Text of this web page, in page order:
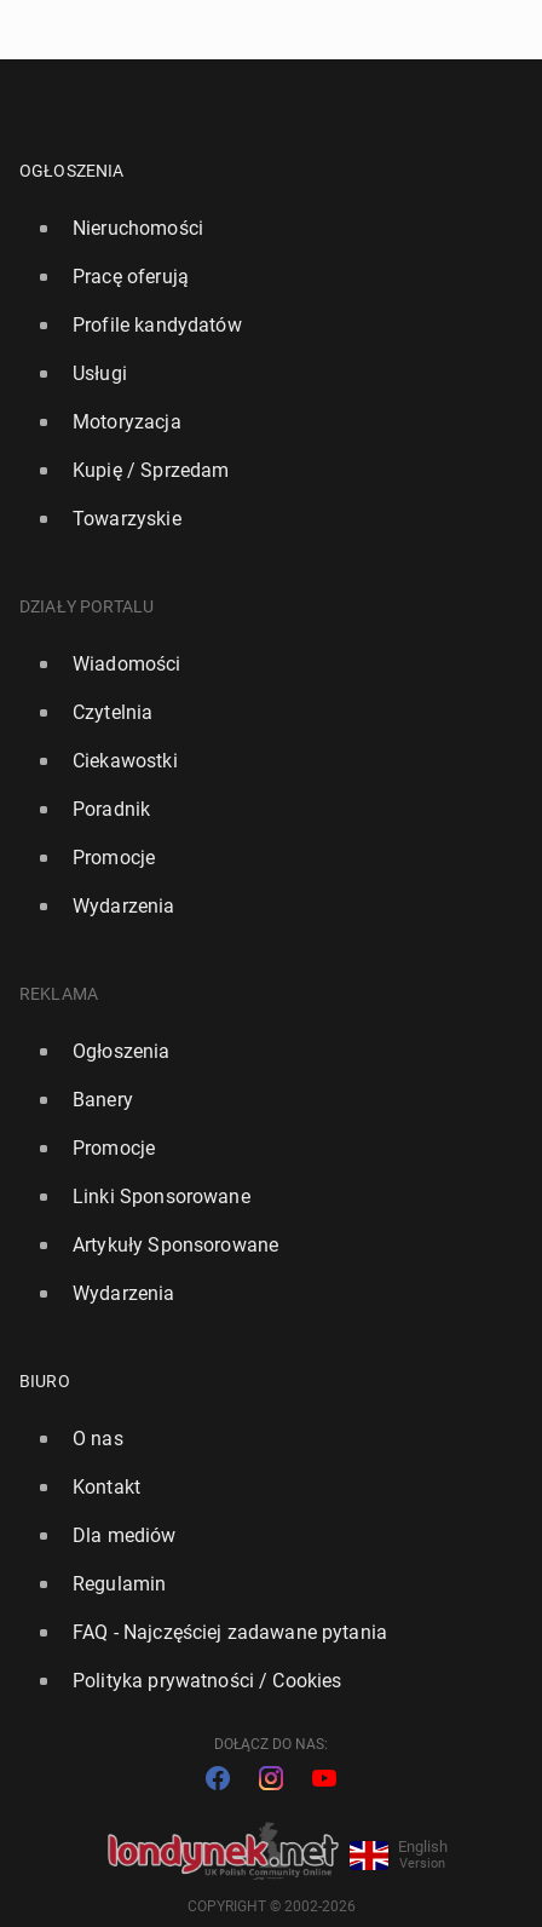
OGŁOSZENIA
Nieruchomości
Pracę oferują
Profile kandydatów
Usługi
Motoryzacja
Kupię / Sprzedam
Towarzyskie
DZIAŁY PORTALU
Wiadomości
Czytelnia
Ciekawostki
Poradnik
Promocje
Wydarzenia
REKLAMA
Ogłoszenia
Banery
Promocje
Linki Sponsorowane
Artykuły Sponsorowane
Wydarzenia
BIURO
O nas
Kontakt
Dla mediów
Regulamin
FAQ - Najczęściej zadawane pytania
Polityka prywatności / Cookies
DOŁĄCZ DO NAS:
English
Version
COPYRIGHT © 2002-2026